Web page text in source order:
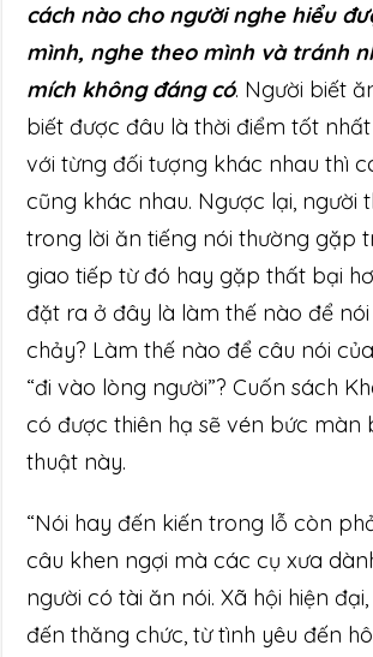
cách nào cho người nghe hiểu
mình, nghe theo mình và tránh
mích không đáng có. Người biết
biết được đâu là thời điểm tốt
với từng đối tượng khác nhau thì
cũng khác nhau. Ngược lại, người
trong lời ăn tiếng nói thường gặp
giao tiếp từ đó hay gặp thất bại
đặt ra ở đây là làm thế nào để
chảy? Làm thế nào để câu nói
“đi vào lòng người”? Cuốn sách
có được thiên hạ sẽ vén bức màn
thuật này.
“Nói hay đến kiến trong lỗ còn
câu khen ngợi mà các cụ xưa
người có tài ăn nói. Xã hội hiện
đến thăng chức, từ tình yêu đến